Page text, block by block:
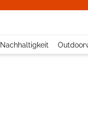
Nachhaltigkeit